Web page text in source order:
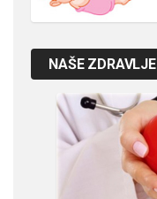
NAŠE ZDRAVLJE